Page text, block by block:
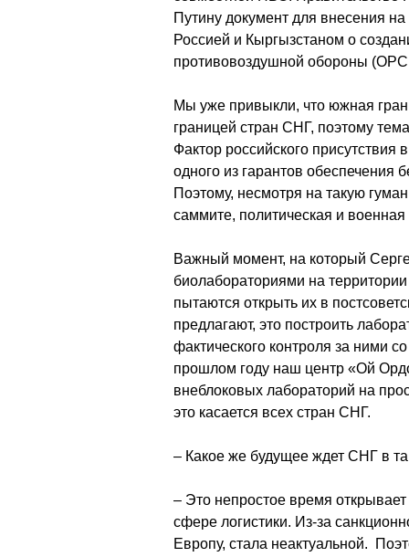
Путину документ для внесения
Россией и Кыргызстаном о
противовоздушной обороны
Мы уже привыкли, что южная
границей стран СНГ, поэтому
Фактор российского
одного из гарантов обеспечения
Поэтому, несмотря на такую
саммите, политическая и
Важный момент, на который
биолабораториями на
пытаются открыть их в
предлагают, это построить
фактического контроля за ними
прошлом году наш центр «Ой
внеблоковых лабораторий на
это касается всех стран СНГ.
– Какое же будущее ждет СНГ в
– Это непростое время
сфере логистики. Из-за
Европу, стала неактуальной.